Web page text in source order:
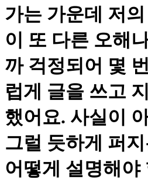
가는 가운데 저
이 또 다른 오해
까 걱정되어 몇
럽게 글을 쓰고
했어요. 사실이
그럴 듯하게 퍼
어떻게 설명해야